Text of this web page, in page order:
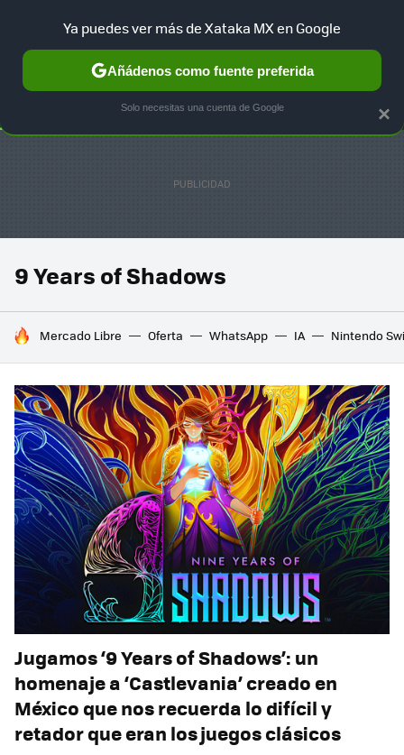
SELECCIÓN GAMING HOME AUTO TERRITORIO
9 Years of Shadows
HOY SE HABLA DE
Mercado Libre Oferta WhatsApp IA Nintendo
Jugamos ‘9 Years of Shadows’: un
homenaje a ‘Castlevania’ creado en
México que nos recuerda lo difícil y
retador que eran los juegos clásicos
×
Ya puedes ver más de Xataka MX en Google
Añádenos como fuente preferida
Solo necesitas una cuenta de Google